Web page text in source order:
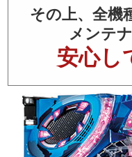
その上、全機
メンテ
安心し